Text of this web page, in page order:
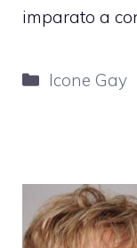
imparato a
Categorie
Icone Gay